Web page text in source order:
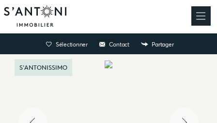
Sélectionner Contact Partager
S'ANTONISSIMO